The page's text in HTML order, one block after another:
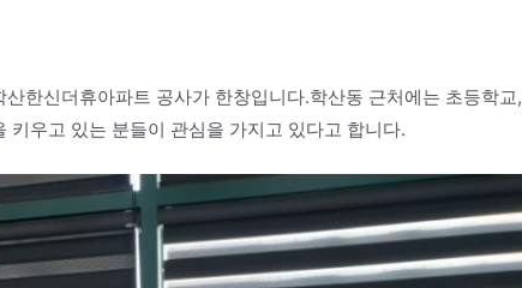
한신더휴아파트 공사가 한창입니다.학산동 근처에는 초등학교,
우고 있는 분들이 관심을 가지고 있다고 합니다.